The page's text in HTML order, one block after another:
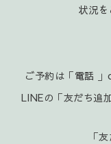
状況を
ご予約は「電話 」
LINEの「友だち追
「